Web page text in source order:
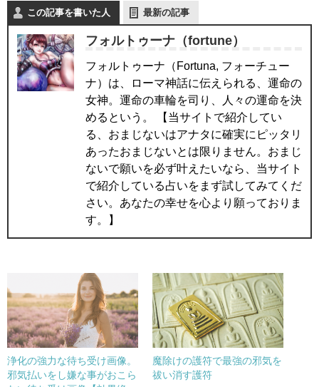
この記事を書いた人 最新の記事
フォルトゥーナ（fortune）
フォルトゥーナ（Fortuna, フォーチュー
ナ）は、ローマ神話に伝えられる、運命の
女神。運命の車輪を司り、人々の運命を決
めるという。 【当サイトで紹介してい
る、おまじないはアナタに確実にピッタリ
あったおまじないとは限りません。おまじ
ないで願いを必ず叶えたいなら、当サイト
で紹介している占いをまず試してみてくだ
さい。あなたの幸せを心より願っておりま
す。】
浄化の強力な待ち受け画像。
邪気払いをし嫌な事がおこら
魔除けの護符で最強の邪気を
祓い消す護符